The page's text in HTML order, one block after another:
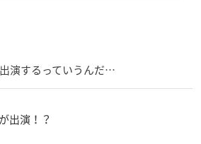
演するっていうんだ…
出演！？